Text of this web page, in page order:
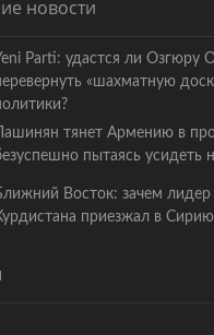
новости
Parti: удастся ли Озгюру
«шахматную
Пашинян тянет Армению в
пытаясь усидеть
Восток: зачем лидер
приезжал в